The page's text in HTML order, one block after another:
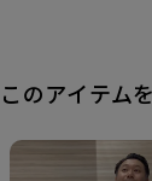
このアイテム